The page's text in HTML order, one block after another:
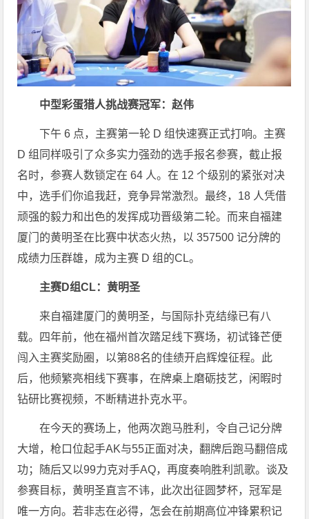
中型彩蛋猎人挑战赛冠军：赵伟
下午 6 点，主赛第一轮 D 组快速赛正式打响。主赛
D 组同样吸引了众多实力强劲的选手报名参赛，截止报
名时，参赛人数锁定在 64 人。在 12 个级别的紧张对决
中，选手们你追我赶，竞争异常激烈。最终，18 人凭借
顽强的毅力和出色的发挥成功晋级第二轮。而来自福建
厦门的黄明圣在比赛中状态火热，以 357500 记分牌的
成绩力压群雄，成为主赛 D 组的CL。
主赛D组CL：黄明圣
来自福建厦门的黄明圣，与国际扑克结缘已有八
载。四年前，他在福州首次踏足线下赛场，初试锋芒便
闯入主赛奖励圈，以第88名的佳绩开启辉煌征程。此
后，他频繁亮相线下赛事，在牌桌上磨砺技艺，闲暇时
钻研比赛视频，不断精进扑克水平。
在今天的赛场上，他两次跑马胜利，令自己记分牌
大增，枪口位起手AK与55正面对决，翻牌后跑马翻倍成
功；随后又以99力克对手AQ，再度奏响胜利凯歌。谈及
参赛目标，黄明圣直言不讳，此次出征圆梦杯，冠军是
唯一方向。若非志在必得，怎会在前期高位冲锋累积记